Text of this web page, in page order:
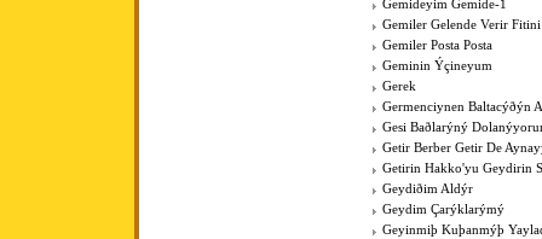
Gemideyim Gemide-1
Gemiler Gelende Verir Fitini
Gemiler Posta Posta
Geminin Ýçineyum
Gerek
Germenciynen Baltacýðýn
Gesi Baðlarýný
Getir Berber Getir De
Getirin Hakko'yu Geydirin
Geydiðim Aldýr
Geydim Çarýklarýmý
Geyinmiþ Kuþanmýþ